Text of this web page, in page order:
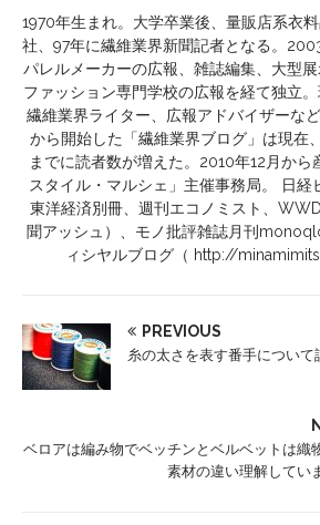
1970年生まれ。大学卒業後、量販店系衣
社、97年に繊維業界新聞記者となる。
パレルメーカーの広報、雑誌編集、大型展
ファッション専門学校の広報を経て独立
繊維業界ライター、広報アドバイザーな
から開始した「繊維業界ブログ」は現在
までに読者数が増えた。2010年12月から
スタイル・マルシェ」主催事務局。 日経
東洋経済別冊、週刊エコノミスト、
聞アッシュ）、モノ批評雑誌月刊
ィシヤルブログ（ http://
PREVIOUS
糸の太さを表す番手について
ベロアは編み物でベッチンとベルベットは織
素材の違い理解してい